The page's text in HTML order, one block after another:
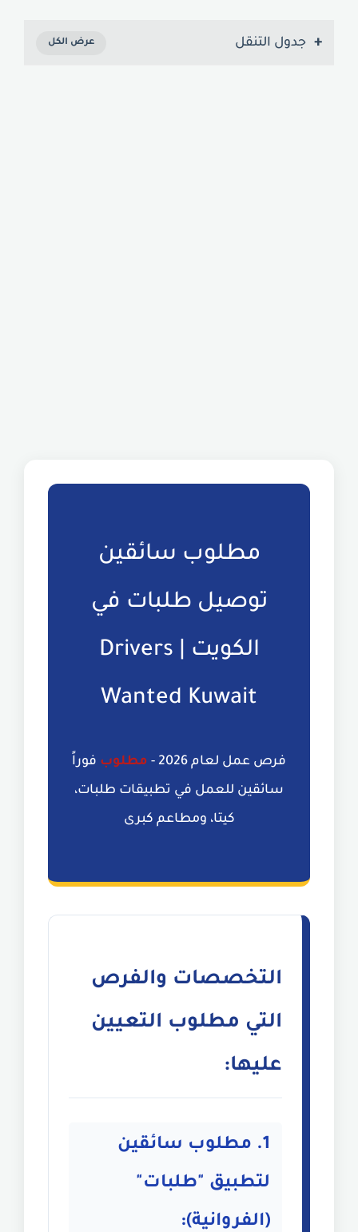
جدول التنقل
مطلوب سائقين
توصيل طلبات في
الكويت | Drivers
Wanted Kuwait
فرص عمل لعام 2026 - مطلوب فوراً
سائقين للعمل في تطبيقات طلبات،
كيتا، ومطاعم كبرى
التخصصات والفرص
التي مطلوب التعيين
عليها:
1. مطلوب سائقين
لتطبيق "طلبات"
(الفروانية):